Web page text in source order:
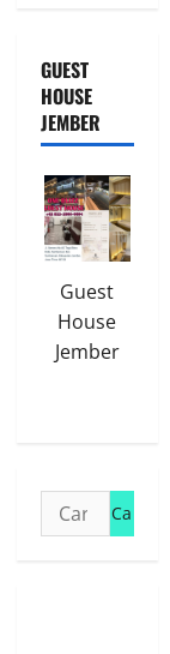
GUEST
HOUSE
JEMBER
Guest
House
Jember
Cari
untuk: